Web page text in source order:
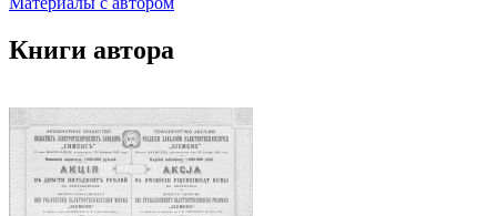
Книги автора